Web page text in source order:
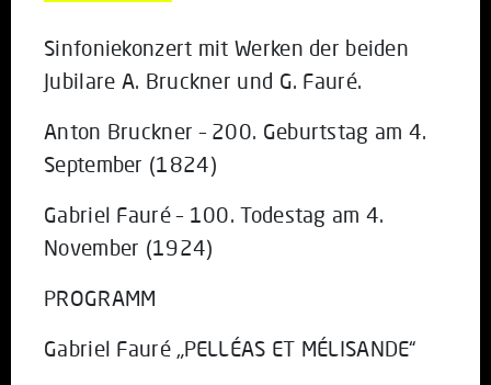
Sinfoniekonzert mit Werken der beiden
Jubilare A. Bruckner und G. Fauré.
Anton Bruckner – 200. Geburtstag am 4.
September (1824)
Gabriel Fauré – 100. Todestag am 4.
November (1924)
PROGRAMM
Gabriel Fauré „PELLÉAS ET MÉLISANDE“